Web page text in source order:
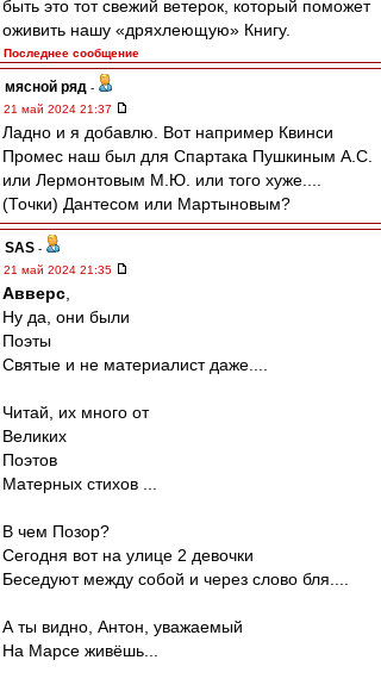
быть это тот свежий ветерок, который поможет
оживить нашу «дряхлеющую» Книгу.
Последнее сообщение
мясной ряд -
21 май 2024 21:37
Ладно и я добавлю. Вот например Квинси
Промес наш был для Спартака Пушкиным А.С.
или Лермонтовым М.Ю. или того хуже....
(Точки) Дантесом или Мартыновым?
SAS -
21 май 2024 21:35
Авверс
Ну да, они были
Поэты
Святые и не материалист даже....
Читай, их много от
Великих
Поэтов
Матерных стихов ...
В чем Позор?
Сегодня вот на улице 2 девочки
Беседуют между собой и через слово бля....
А ты видно, Антон, уважаемый
На Марсе живёшь...